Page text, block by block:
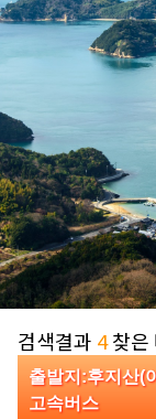
검색결과 4찾은
출발지:후지산
고속버스